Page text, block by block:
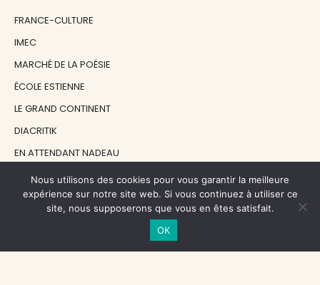
FRANCE-CULTURE
IMEC
MARCHÉ DE LA POÉSIE
ÉCOLE ESTIENNE
LE GRAND CONTINENT
DIACRITIK
EN ATTENDANT NADEAU
NOS SOUTIENS
Nous utilisons des cookies pour vous garantir la meilleure
expérience sur notre site web. Si vous continuez à utiliser ce
site, nous supposerons que vous en êtes satisfait.
OK